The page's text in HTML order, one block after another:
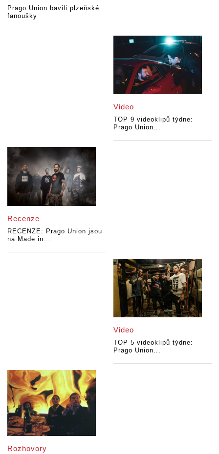
Prago Union bavili plzeňské
fanoušky
Video
TOP 9 videoklipů týdne:
Prago Union...
Recenze
RECENZE: Prago Union jsou
na Made in...
Video
TOP 5 videoklipů týdne:
Prago Union...
Rozhovory